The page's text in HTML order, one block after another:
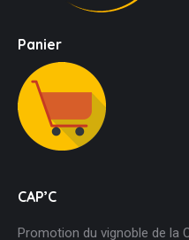
Panier
CAP’C
Promotion du vignoble de la